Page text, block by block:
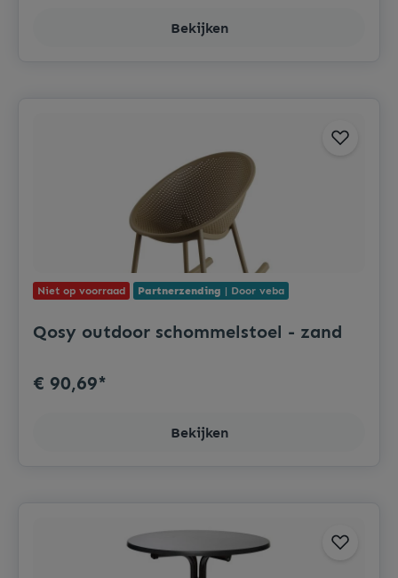
Bekijken
Niet op voorraad Partnerzending | Door veba
Qosy outdoor schommelstoel - zand
€ 90,69*
Bekijken